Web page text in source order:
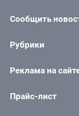
Сообщить
Рубрики
Реклама на
Прайс-лист